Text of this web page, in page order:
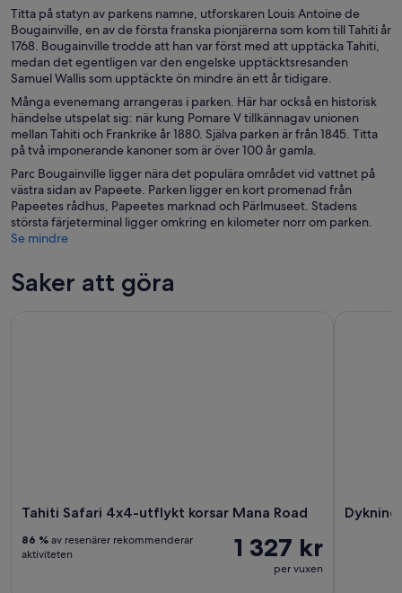
Titta på statyn av parkens namne, utforskaren Louis Antoine de
Bougainville, en av de första franska pionjärerna som kom till Tahiti år
1768. Bougainville trodde att han var först med att upptäcka Tahiti,
medan det egentligen var den engelske upptäcktsresanden
Samuel Wallis som upptäckte ön mindre än ett år tidigare.
Många evenemang arrangeras i parken. Här har också en historisk
händelse utspelat sig: när kung Pomare V tillkännagav unionen
mellan Tahiti och Frankrike år 1880. Själva parken är från 1845. Titta
på två imponerande kanoner som är över 100 år gamla.
Parc Bougainville ligger nära det populära området vid vattnet på
västra sidan av Papeete. Parken ligger en kort promenad från
Papeetes rådhus, Papeetes marknad och Pärlmuseet. Stadens
största färjeterminal ligger omkring en kilometer norr om parken.
Se mindre
Saker att göra
Tahiti Safari 4x4-utflykt korsar Mana Road
1 327 kr
per vuxen
86 % av resenärer rekommenderar
aktiviteten